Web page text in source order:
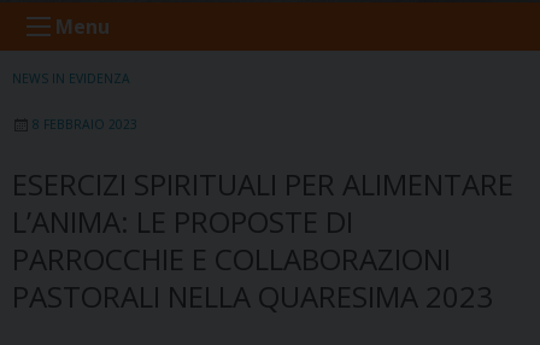
Menu
NEWS IN EVIDENZA
8 FEBBRAIO 2023
ESERCIZI SPIRITUALI PER ALIMENTARE
L’ANIMA: LE PROPOSTE DI
PARROCCHIE E COLLABORAZIONI
PASTORALI NELLA QUARESIMA 2023